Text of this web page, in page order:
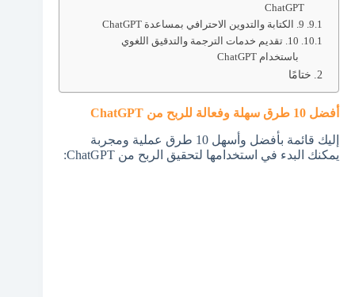
ChatGPT
9. الكتابة والتدوين الاحترافي بمساعدة ChatGPT
10. تقديم خدمات الترجمة والتدقيق اللغوي
باستخدام ChatGPT
ختامًا
أفضل 10 طرق سهلة وفعالة للربح من ChatGPT
إليك قائمة بأفضل وأسهل 10 طرق عملية ومجربة
يمكنك البدء في استخدامها لتحقيق الربح من ChatGPT: